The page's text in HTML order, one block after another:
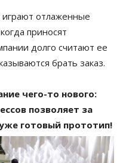
отлаженные
приносят
долго считают ее
брать заказ.
чего-то нового:
позволяет за
готовый прототип!